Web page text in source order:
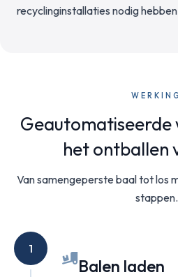
recyclinginstallaties nodig
WERKING
het ontballen
Van samengeperste baal tot los
stappen.
1
Balen laden